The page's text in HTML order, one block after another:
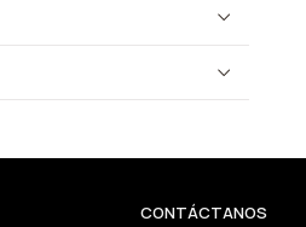
CONTÁCTANOS